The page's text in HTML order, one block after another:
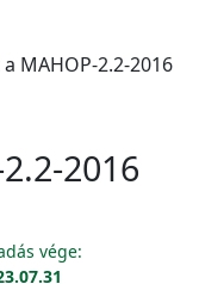
MAHOP-2.2-2016
2016
vége: